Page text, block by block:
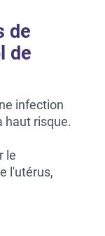
de
de
infection
haut risque.
le
l'utérus,